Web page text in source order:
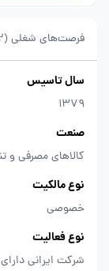
فرصت‌های شغلی (22)
سال تاسیس
1379
صنعت
کالاهای مصرفی و
نوع مالکیت
خصوصی
نوع فعالیت
شرکت ایرانی